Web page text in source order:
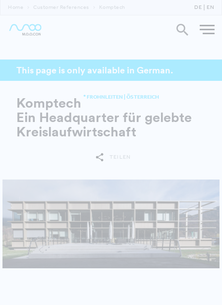
Home Customer References Komptech DE EN
This page is only available in German.
Komptech * FROHNLEITEN | ÖSTERREICH
Ein Headquarter für gelebte
Kreislaufwirtschaft
TEILEN